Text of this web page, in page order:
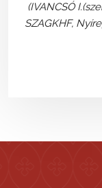
(IVANCSÓ
SZAGKHF,